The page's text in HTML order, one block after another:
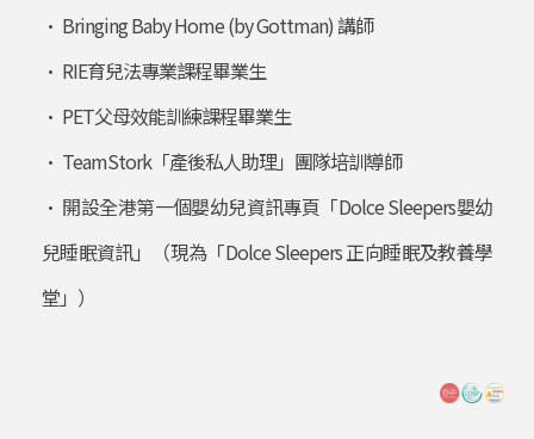
• Bringing Baby Home (by Gottman) 講師
• RIE育兒法專業課程畢業生
• PET父母效能訓練課程畢業生
• TeamStork「產後私人助理」團隊培訓導師
• 開設全港第一個嬰幼兒資訊專頁「Dolce Sleepers嬰幼
兒睡眠資訊」（現為「Dolce Sleepers 正向睡眠及教養學
堂」）